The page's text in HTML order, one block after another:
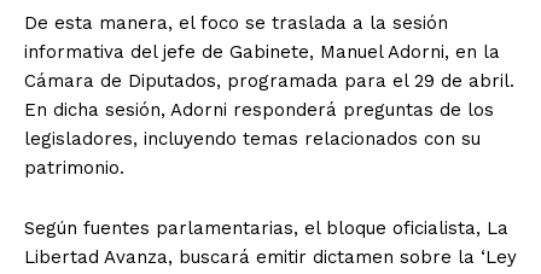
De esta manera, el foco se traslada a la sesión
informativa del jefe de Gabinete, Manuel Adorni, en la
Cámara de Diputados, programada para el 29 de abril.
En dicha sesión, Adorni responderá preguntas de los
legisladores, incluyendo temas relacionados con su
patrimonio.
Según fuentes parlamentarias, el bloque oficialista, La
Libertad Avanza, buscará emitir dictamen sobre la ‘Ley